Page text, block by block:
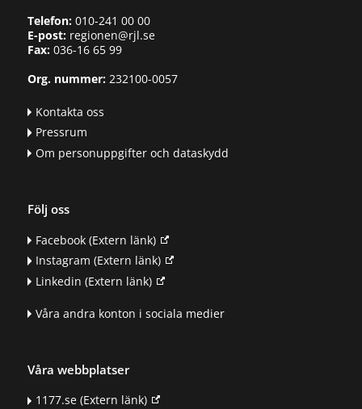
Telefon:010-241 00 00
E-post:regionen@rjl.se
Fax: 036-16 65 99
Org. nummer:232100-0057
Kontakta oss
Pressrum
Om personuppgifter och dataskydd
Följ oss
Facebook(Extern länk)
Instagram (Extern länk)
Linkedin (Extern länk)
Våra andra konton i sociala medier
Våra webbplatser
1177.se(Extern länk)